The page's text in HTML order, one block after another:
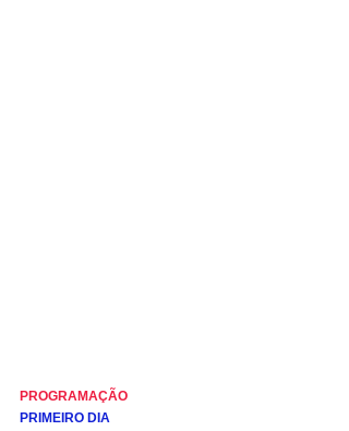
PROGRAMAÇÃO
PRIMEIRO DIA